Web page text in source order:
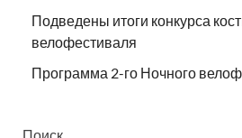
Подведены итоги конкурса
велофестиваля
Программа 2-го Ночного